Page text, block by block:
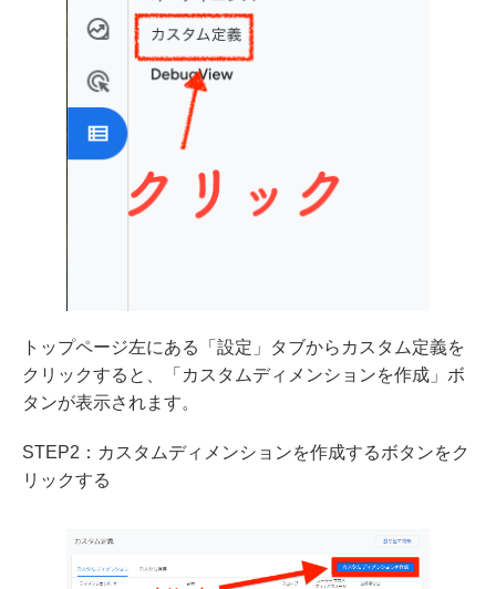
トップページ左にある「設定」タブからカスタム定義を
クリックすると、「カスタムディメンションを作成」ボ
タンが表示されます。
STEP2：カスタムディメンションを作成するボタンをク
リックする